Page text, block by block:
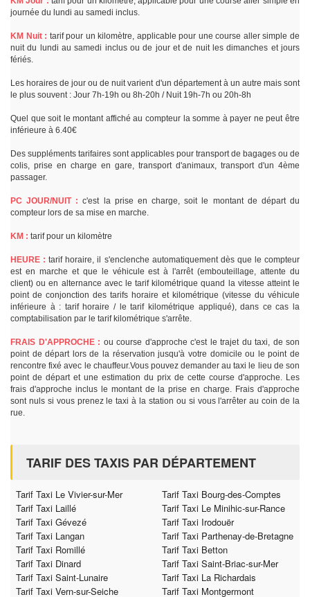
journée du lundi au samedi inclus.
KM Nuit : tarif pour un kilomètre, applicable pour une course aller simple de
nuit du lundi au samedi inclus ou de jour et de nuit les dimanches et jours
fériés.
Les horaires de jour ou de nuit varient d'un département à un autre mais sont
le plus souvent : Jour 7h-19h ou 8h-20h / Nuit 19h-7h ou 20h-8h
Quel que soit le montant affiché au compteur la somme à payer ne peut être
inférieure à 6.40€
Des suppléments tarifaires sont applicables pour transport de bagages ou de
colis, prise en charge en gare, transport d'animaux, transport d'un 4ème
passager.
PC JOUR/NUIT : c'est la prise en charge, soit le montant de départ du
compteur lors de sa mise en marche.
KM : tarif pour un kilomètre
HEURE : tarif horaire, il s'enclenche automatiquement dès que le compteur
est en marche et que le véhicule est à l'arrêt (embouteillage, attente du
client) ou en alternance avec le tarif kilométrique quand la vitesse atteint le
point de conjonction des tarifs horaire et kilométrique (vitesse du véhicule
inférieure à : tarif horaire / le tarif kilométrique appliqué), dans ce cas la
comptabilisation par le tarif kilométrique s'arrête.
FRAIS D'APPROCHE : ou course d'approche c'est le trajet du taxi, de son
point de départ lors de la réservation jusqu'à votre domicile ou le point de
rencontre fixé avec le chauffeur.Vous pouvez demander au taxi le lieu de son
point de départ et une estimation du prix de cette course d'approche. Les
frais d'approche inclus le montant de la prise en charge. Frais d'approche
sont nuls si vous prenez le taxi à la station ou si vous l'arrêter au coin de la
rue.
TARIF DES TAXIS PAR DÉPARTEMENT
Tarif Taxi Le Vivier-sur-Mer
Tarif Taxi Bourg-des-Comptes
Tarif Taxi Laillé
Tarif Taxi Le Minihic-sur-Rance
Tarif Taxi Gévezé
Tarif Taxi Irodouër
Tarif Taxi Langan
Tarif Taxi Parthenay-de-Bretagne
Tarif Taxi Romillé
Tarif Taxi Betton
Tarif Taxi Dinard
Tarif Taxi Saint-Briac-sur-Mer
Tarif Taxi Saint-Lunaire
Tarif Taxi La Richardais
Tarif Taxi Vern-sur-Seiche
Tarif Taxi Montgermont